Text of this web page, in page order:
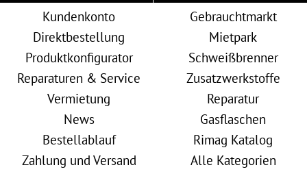
Kundenkonto
Direktbestellung
Produktkonfigurator
Reparaturen & Service
Vermietung
News
Bestellablauf
Zahlung und Versand
Gebrauchtmarkt
Mietpark
Schweißbrenner
Zusatzwerkstoffe
Reparatur
Gasflaschen
Rimag Katalog
Alle Kategorien